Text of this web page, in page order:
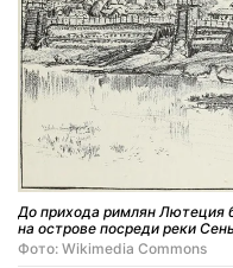
До прихода римлян
на острове посреди реки
Фото: Wikimedia Commons